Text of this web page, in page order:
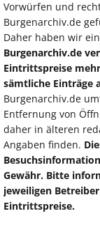
Vorwürfen und
Burgenarchiv.de
Daher haben wir
Burgenarchiv.de
Eintrittspreise
sämtliche Einträge
Burgenarchiv.de
Entfernung von
daher in älteren
Angaben finden.
Gewähr. Bitte
jeweiligen
Eintrittspreise.